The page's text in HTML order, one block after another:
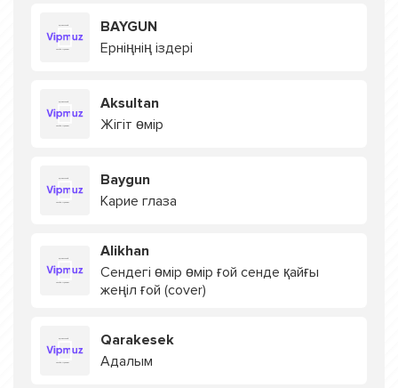
BAYGUN
Ерніңнің іздері
Aksultan
Жігіт өмір
Baygun
Карие глаза
Alikhan
Сендегі өмір өмір ғой сенде қайғы
жеңіл ғой (cover)
Qarakesek
Адалым